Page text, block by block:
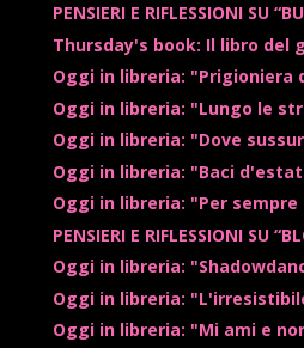
PENSIERI E RIFLESSIONI SU
Thursday's book: Il libro del
Oggi in libreria: "Prigioniera
Oggi in libreria: "Lungo le
Oggi in libreria: "Dove
Oggi in libreria: "Baci
Oggi in libreria: "Per sempre
PENSIERI E RIFLESSIONI SU
Oggi in libreria:
Oggi in libreria:
Oggi in libreria: "Mi ami e